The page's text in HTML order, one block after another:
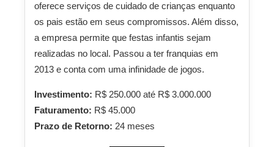
oferece serviços de cuidado de crianças enquanto
os pais estão em seus compromissos. Além disso,
a empresa permite que festas infantis sejam
realizadas no local. Passou a ter franquias em
2013 e conta com uma infinidade de jogos.
Investimento: R$ 250.000 até R$ 3.000.000
Faturamento: R$ 45.000
Prazo de Retorno: 24 meses